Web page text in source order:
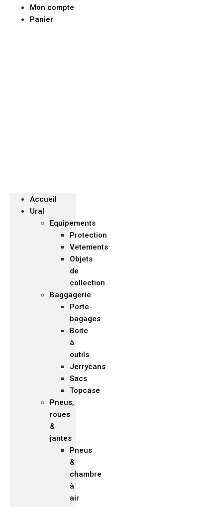
Mon compte
Panier
Accueil
Ural
Equipements
Protection
Vetements
Objets
de
collection
Baggagerie
Porte-
bagages
Boite
à
outils
Jerrycans
Sacs
Topcase
Pneus,
roues
&
jantes
Pneus
&
chambre
à
air